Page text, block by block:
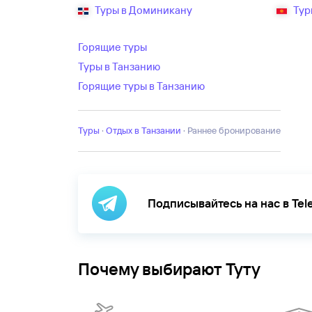
Туры в Доминикану
Горящие туры
Туры в Танзанию
Горящие туры в Танзанию
Туры · Отдых в Танзании · Раннее бронирование
Подписывайтесь на нас в
Почему выбирают Туту